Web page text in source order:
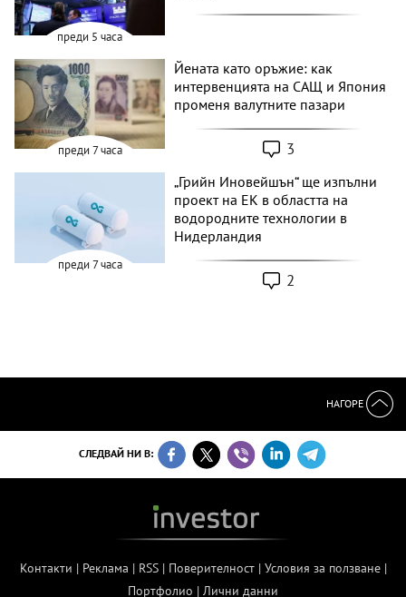
преди 5 часа
преди 7 часа
Йената като оръжие: как
интервенцията на САЩ и Япония
променя валутните пазари
3
преди 7 часа
„Грийн Иновейшън“ ще изпълни
проект на ЕК в областта на
водородните технологии в
Нидерландия
2
НАГОРЕ
СЛЕДВАЙ НИ В:
Контакти | Реклама | RSS| Поверителност| Условия за ползване|
Портфолио | Лични данни